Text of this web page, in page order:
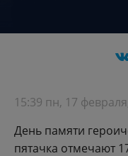
15:39 пн, 17
День памяти
пятачка отмечают